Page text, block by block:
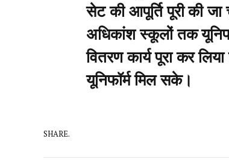
सेट की आपूर्ति पूरी की
अधिकांश स्कूलों तक
वितरण कार्य पूरा कर
यूनिफॉर्म मिल सके।
SHARE.